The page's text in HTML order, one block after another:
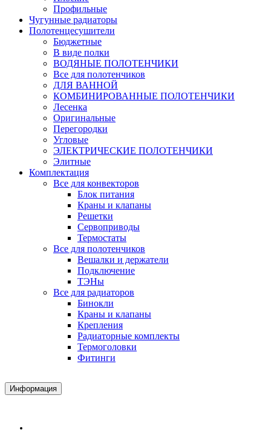
Профильные
Чугунные радиаторы
Полотенцесушители
Бюджетные
В виде полки
ВОДЯНЫЕ ПОЛОТЕНЧИКИ
Все для полотенчиков
ДЛЯ ВАННОЙ
КОМБИНИРОВАННЫЕ ПОЛОТЕНЧИКИ
Лесенка
Оригинальные
Перегородки
Угловые
ЭЛЕКТРИЧЕСКИЕ ПОЛОТЕНЧИКИ
Элитные
Комплектация
Все для конвекторов
Блок питания
Краны и клапаны
Решетки
Сервоприводы
Термостаты
Все для полотенчиков
Вешалки и держатели
Подключение
ТЭНы
Все для радиаторов
Бинокли
Краны и клапаны
Крепления
Радиаторные комплекты
Термоголовки
Фитинги
Информация